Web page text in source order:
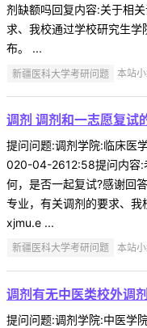
剂缺额吗回复内容:关于相
求、我校通过学校研究生
布。 ...
新疆医科大学考研问题 本站
调剂 调剂和一志愿复试
提问问题:调剂学院:临床医
020-04-2612:58提问内容:
何，是否一起复试?感谢回
专业，有关调剂的要求、
xjmu.e ...
新疆医科大学考研问题 本站
调剂有无中医类校外调
提问问题:调剂学院:中医学